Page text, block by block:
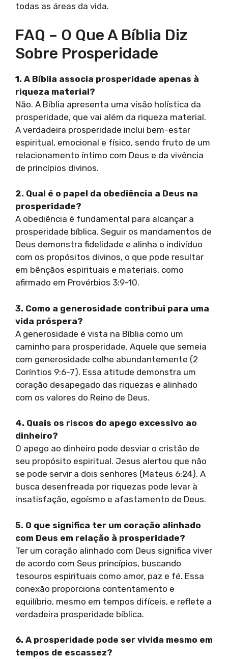
todas as áreas da vida.
FAQ – O Que A Bíblia Diz
Sobre Prosperidade
1. A Bíblia associa prosperidade apenas à
riqueza material?
Não. A Bíblia apresenta uma visão holística da
prosperidade, que vai além da riqueza material.
A verdadeira prosperidade inclui bem-estar
espiritual, emocional e físico, sendo fruto de um
relacionamento íntimo com Deus e da vivência
de princípios divinos.
2. Qual é o papel da obediência a Deus na
prosperidade?
A obediência é fundamental para alcançar a
prosperidade bíblica. Seguir os mandamentos de
Deus demonstra fidelidade e alinha o indivíduo
com os propósitos divinos, o que pode resultar
em bênçãos espirituais e materiais, como
afirmado em Provérbios 3:9-10.
3. Como a generosidade contribui para uma
vida próspera?
A generosidade é vista na Bíblia como um
caminho para prosperidade. Aquele que semeia
com generosidade colhe abundantemente (2
Coríntios 9:6-7). Essa atitude demonstra um
coração desapegado das riquezas e alinhado
com os valores do Reino de Deus.
4. Quais os riscos do apego excessivo ao
dinheiro?
O apego ao dinheiro pode desviar o cristão de
seu propósito espiritual. Jesus alertou que não
se pode servir a dois senhores (Mateus 6:24). A
busca desenfreada por riquezas pode levar à
insatisfação, egoísmo e afastamento de Deus.
5. O que significa ter um coração alinhado
com Deus em relação à prosperidade?
Ter um coração alinhado com Deus significa viver
de acordo com Seus princípios, buscando
tesouros espirituais como amor, paz e fé. Essa
conexão proporciona contentamento e
equilíbrio, mesmo em tempos difíceis, e reflete a
verdadeira prosperidade bíblica.
6. A prosperidade pode ser vivida mesmo em
tempos de escassez?